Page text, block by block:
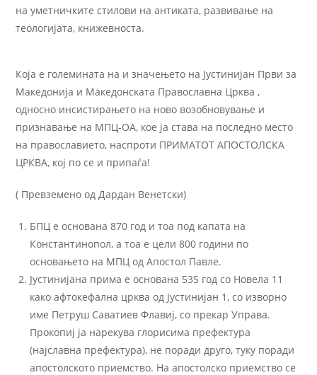
на уметничките стилови на антиката, развивање на
теологијата, книжевноста.
Која е големината на и значењето на Јустинијан Први за
Македонија и Македонската Православна Црква ,
односно инсистирањето на ново возобновување и
признавање на МПЦ-ОА, кое ја става на последно место
на православието, наспроти ПРИМАТОТ АПОСТОЛСКА
ЦРКВА, кој по се и припаѓа!
( Превземено од Дардан Венетски)
БПЦ е основана 870 год и тоа под капата на
Константинопол, а тоа е цели 800 години по
основањето на МПЦ од Апостол Павле.
Јустинијана прима е основана 535 год со Новела 11
како афтокефална црква од Јустинијан 1, со изворно
име Петруш Саватиев Флавиј, со прекар Управа.
Прокопиј ја нарекува глорисима префектура
(најславна префектура), не поради друго, туку поради
апостолското приемство. На апостолско приемство се